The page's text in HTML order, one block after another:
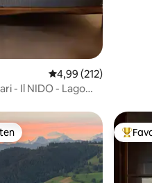
Gemiddelde
4,99 (212)
- Il NIDO - Lago